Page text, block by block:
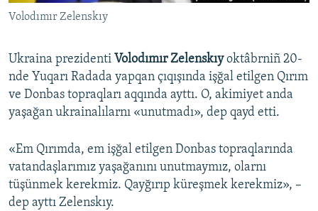
QOŞULIÑIZ!
RFE/RS bütün saytları
Volodımır Zelenskıy
Ukraina prezidenti Volodımır Zelenskıyoktâbrniñ 20-
nde Yuqarı Radada yapqan çıqışında işğal etilgen Qırım
ve Donbas topraqları aqqında ayttı. O, akimiyet anda
yaşağan ukrainalılarnı «unutmadı», dep qayd etti.
«Em Qırımda, em işğal etilgen Donbas topraqlarında
vatandaşlarımız yaşağanını unutmaymız, olarnı
tüşünmek kerekmiz. Qayğırıp küreşmek kerekmiz», –
dep ayttı Zelenskıy.